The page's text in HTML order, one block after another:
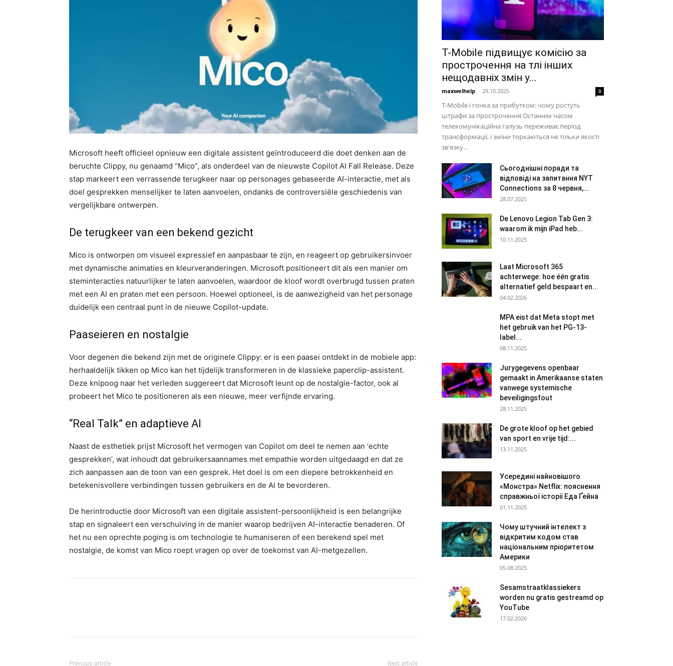
Microsoft heeft officieel opnieuw een digitale assistent geïntroduceerd die doet denken aan de
beruchte Clippy, nu genaamd “Mico”, als onderdeel van de nieuwste Copilot AI Fall Release. Deze
stap markeert een verrassende terugkeer naar op personages gebaseerde AI-interactie, met als
doel gesprekken menselijker te laten aanvoelen, ondanks de controversiële geschiedenis van
vergelijkbare ontwerpen.
De terugkeer van een bekend gezicht
Mico is ontworpen om visueel expressief en aanpasbaar te zijn, en reageert op gebruikersinvoer
met dynamische animaties en kleurveranderingen. Microsoft positioneert dit als een manier om
steminteracties natuurlijker te laten aanvoelen, waardoor de kloof wordt overbrugd tussen praten
met een AI en praten met een persoon. Hoewel optioneel, is de aanwezigheid van het personage
duidelijk een centraal punt in de nieuwe Copilot-update.
Paaseieren en nostalgie
Voor degenen die bekend zijn met de originele Clippy: er is een paasei ontdekt in de mobiele app:
herhaaldelijk tikken op Mico kan het tijdelijk transformeren in de klassieke paperclip-assistent.
Deze knipoog naar het verleden suggereert dat Microsoft leunt op de nostalgie-factor, ook al
probeert het Mico te positioneren als een nieuwe, meer verfijnde ervaring.
“Real Talk” en adaptieve AI
Naast de esthetiek prijst Microsoft het vermogen van Copilot om deel te nemen aan ‘echte
gesprekken’, wat inhoudt dat gebruikersaannames met empathie worden uitgedaagd en dat ze
zich aanpassen aan de toon van een gesprek. Het doel is om een ​​diepere betrokkenheid en
betekenisvollere verbindingen tussen gebruikers en de AI te bevorderen.
De herintroductie door Microsoft van een digitale assistent-persoonlijkheid is een belangrijke
stap en signaleert een verschuiving in de manier waarop bedrijven AI-interactie benaderen. Of
het nu een oprechte poging is om technologie te humaniseren of een berekend spel met
nostalgie, de komst van Mico roept vragen op over de toekomst van AI-metgezellen.
Previous article Next article
T-Mobile підвищує комісію за
прострочення на тлі інших
нещодавніх змін у...
maxwelhelp - 29.10.2025 0
T-Mobile і гонка за прибутком: чому ростуть
штрафи за прострочення Останнім часом
телекомунікаційна галузь переживає період
трансформації, і зміни торкаються не тільки якості
зв'язку...
Сьогоднішні поради та
відповіді на запитання NYT
Connections за 8 червня,...
28.07.2025
De Lenovo Legion Tab Gen 3:
waarom ik mijn iPad heb...
10.11.2025
Laat Microsoft 365
achterwege: hoe één gratis
alternatief geld bespaart en...
04.02.2026
MPA eist dat Meta stopt met
het gebruik van het PG-13-
label...
08.11.2025
Jurygegevens openbaar
gemaakt in Amerikaanse staten
vanwege systemische
beveiligingsfout
28.11.2025
De grote kloof op het gebied
van sport en vrije tijd:...
13.11.2025
Усередині найновішого
«Монстра» Netflix: пояснення
справжньої історії Еда Ґейна
01.11.2025
Чому штучний інтелект з
відкритим кодом став
національним пріоритетом
Америки
05.08.2025
Sesamstraatklassiekers
worden nu gratis gestreamd op
YouTube
17.02.2026